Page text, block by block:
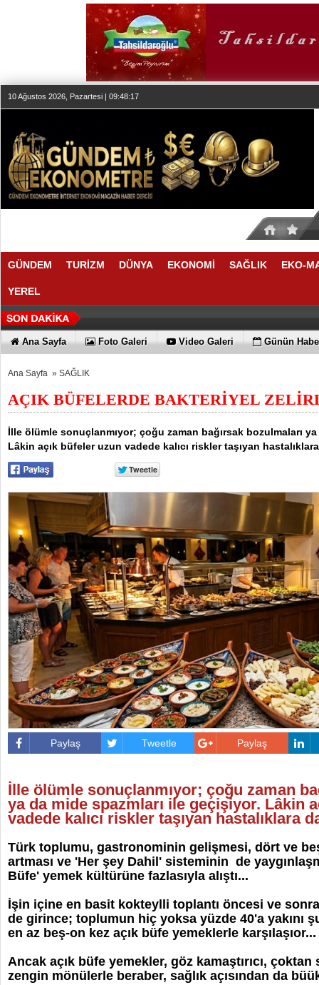
10 Ağustos 2026, Pazartesi | 09:48:18
GÜNDEM TURİZM DÜNYA EKONOMİ SAĞLIK EKO-
YEREL
Ana Sayfa Foto Galeri Video Galeri Günün
Ana Sayfa » SAĞLIK
AÇIK BÜFELERDE BAKTERİYEL
İlle ölümle sonuçlanmıyor; çoğu zaman bağırsak bozulmaları
Lâkin açık büfeler uzun vadede kalıcı riskler taşıyan
Paylaş Tweetle Paylaş
İlle ölümle sonuçlanmıyor; çoğu zaman
ya da mide spazmları ile geçişiyor. Lâkin
vadede kalıcı riskler taşıyan hastalıklara
Türk toplumu, gastronominin gelişmesi, dört ve beş
artması ve 'Her şey Dahil' sisteminin de
Büfe' yemek kültürüne fazlasıyla alıştı...
İşin içine en basit kokteylli toplantı öncesi ve
de girince; toplumun hiç yoksa yüzde 40'a yakını
en az beş-on kez açık büfe yemeklerle karşılaşıor...
Ancak açık büfe yemekler, göz kamaştırıcı, çoktan
zengin mönülerle beraber, sağlık açısından da